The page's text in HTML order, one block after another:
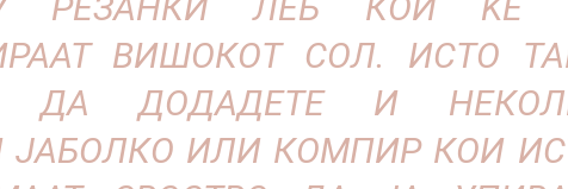
ВИШОКОТ СОЛ. ИСТО
ДА ДОДАДЕТЕ И
ЈАБОЛКО ИЛИ КОМПИР КОИ